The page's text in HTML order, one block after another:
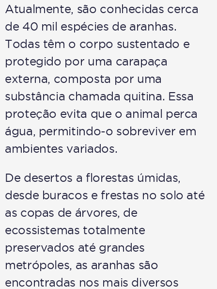
Atualmente, são conhecidas cerca
de 40 mil espécies de aranhas.
Todas têm o corpo sustentado e
protegido por uma carapaça
externa, composta por uma
substância chamada quitina. Essa
proteção evita que o animal perca
água, permitindo-o sobreviver em
ambientes variados.
De desertos a florestas úmidas,
desde buracos e frestas no solo até
as copas de árvores, de
ecossistemas totalmente
preservados até grandes
metrópoles, as aranhas são
encontradas nos mais diversos